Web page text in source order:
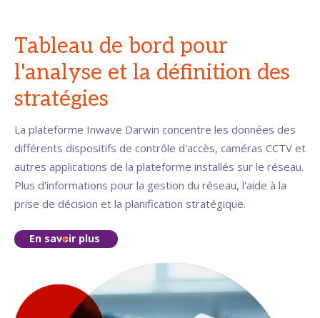
Tableau de bord pour
l'analyse et la définition des
stratégies
La plateforme Inwave Darwin concentre les données des
différents dispositifs de contrôle d'accès, caméras CCTV et
autres applications de la plateforme installés sur le réseau.
Plus d'informations pour la gestion du réseau, l'aide à la
prise de décision et la planification stratégique.
En savoir plus